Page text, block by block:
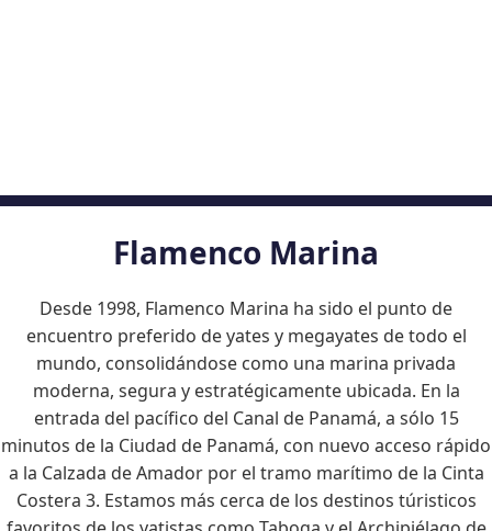
Flamenco Marina
Desde 1998, Flamenco Marina ha sido el punto de
encuentro preferido de yates y megayates de todo el
mundo, consolidándose como una marina privada
moderna, segura y estratégicamente ubicada. En la
entrada del pacífico del Canal de Panamá, a sólo 15
minutos de la Ciudad de Panamá, con nuevo acceso rápido
a la Calzada de Amador por el tramo marítimo de la Cinta
Costera 3. Estamos más cerca de los destinos túristicos